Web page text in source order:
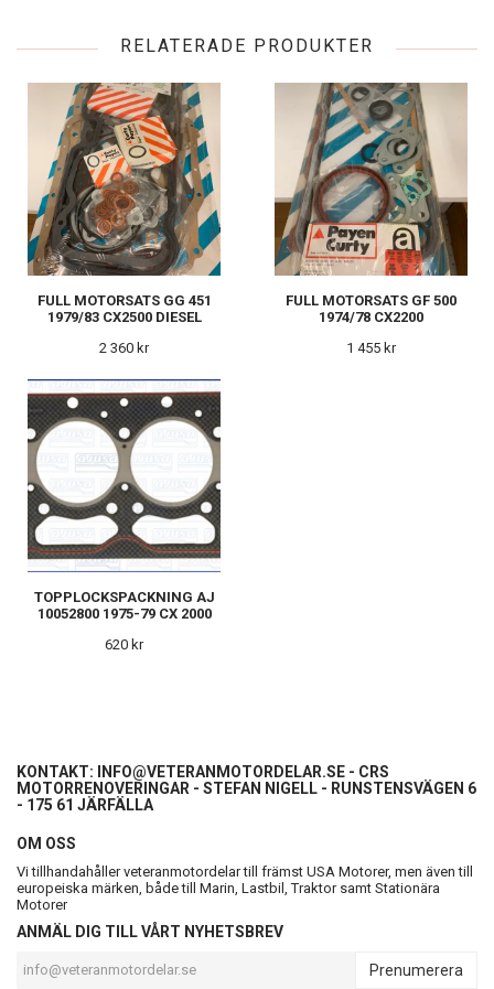
RELATERADE PRODUKTER
FULL MOTORSATS GG 451
1979/83 CX2500 DIESEL
2 360 kr
FULL MOTORSATS GF 500
1974/78 CX2200
1 455 kr
TOPPLOCKSPACKNING AJ
10052800 1975-79 CX 2000
620 kr
KONTAKT: INFO@VETERANMOTORDELAR.SE - CRS
MOTORRENOVERINGAR - STEFAN NIGELL - RUNSTENSVÄGEN 6
- 175 61 JÄRFÄLLA
OM OSS
Vi tillhandahåller veteranmotordelar till främst USA Motorer, men även till
europeiska märken, både till Marin, Lastbil, Traktor samt Stationära
Motorer
ANMÄL DIG TILL VÅRT NYHETSBREV
Prenumerera